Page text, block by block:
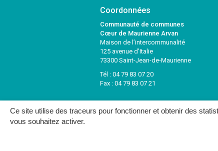
Ce site utilise des traceurs pour fonctionner et obtenir des
vous souhaitez activer.
Coordonnées
Communauté de communes
Cœur de Maurienne Arvan
Maison de l’intercommunalité
125 avenue d’Italie
73300 Saint-Jean-de-Maurienne
Tél : 04 79 83 07 20
Fax : 04 79 83 07 21